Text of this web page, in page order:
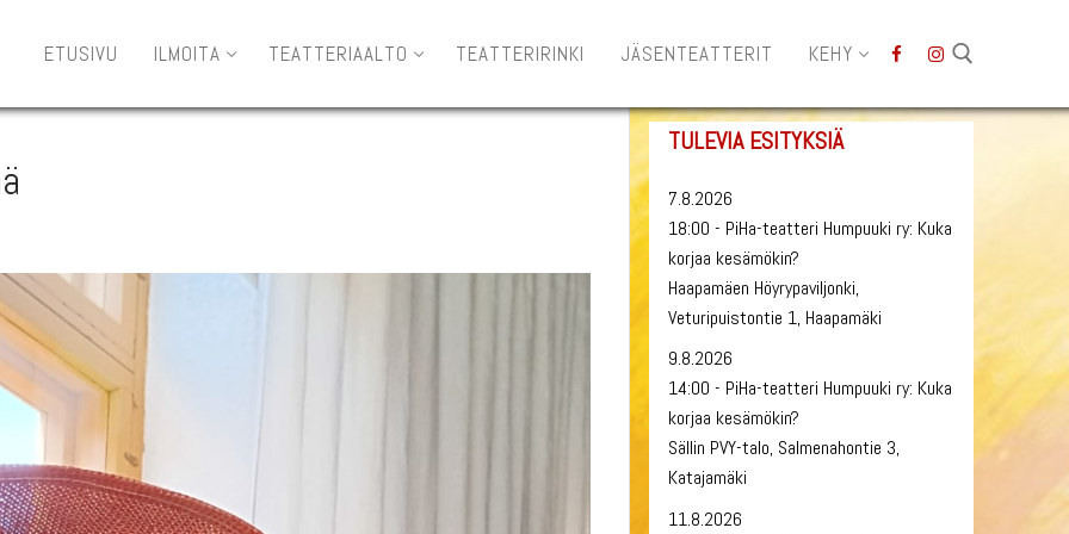
ETUSIVU ILMOITA TEATTERIAALTO TEATTERIRINKI JÄSENTEATTERIT KEHY
Hae:
TULEVIA ESITYKSIÄ
7.8.2026
18:00 - PiHa-teatteri Humpuuki ry: Kuka
korjaa kesämökin?
Haapamäen Höyrypaviljonki,
Veturipuistontie 1, Haapamäki
9.8.2026
14:00 - PiHa-teatteri Humpuuki ry: Kuka
korjaa kesämökin?
Sällin PVY-talo, Salmenahontie 3,
Katajamäki
11.8.2026